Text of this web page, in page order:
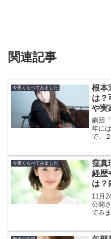
関連記事
今夜くらべてみました
根本
は？
や実
劇団
年に
で、
『
刊さ
今夜くらべてみました
窪真
経歴
は？
11月
公開
てみ
を語